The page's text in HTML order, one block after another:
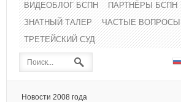
ВИДЕОБЛОГ БСПН ПАРТНЁРЫ БСПН
ЗНАТНЫЙ ТАЛЕР
ЧАСТЫЕ ВОПРОСЫ
ТРЕТЕЙСКИЙ СУД
Новости 2008 года